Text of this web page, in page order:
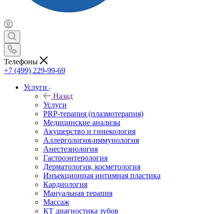
Телефоны
+7 (499) 229-99-69
Услуги
Назад
Услуги
PRP-терапия (плазмотерапия)
Медицинские анализы
Акушерство и гинекология
Аллергология-иммунология
Анестезиология
Гастроэнтерология
Дерматология, косметология
Инъекционная интимная пластика
Кардиология
Мануальная терапия
Массаж
КТ диагностика зубов